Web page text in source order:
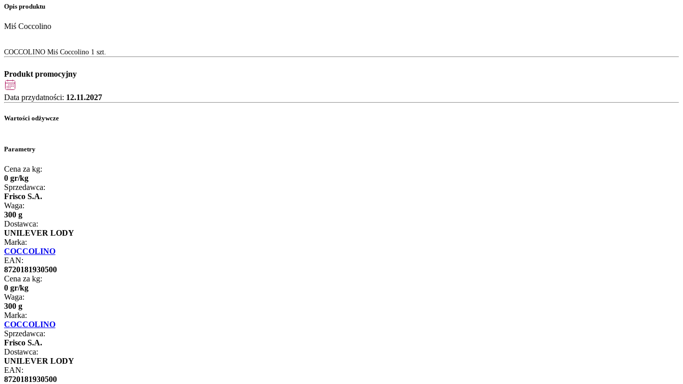
Opis produktu
Miś Coccolino
COCCOLINO Miś Coccolino 1 szt.
Produkt promocyjny
Data przydatności: 12.11.2027
Wartości odżywcze
Parametry
Cena za kg:
0 gr/kg
Sprzedawca:
Frisco S.A.
Waga:
300 g
Dostawca:
UNILEVER LODY
Marka:
COCCOLINO
EAN:
8720181930500
Cena za kg:
0 gr/kg
Waga:
300 g
Marka:
COCCOLINO
Sprzedawca:
Frisco S.A.
Dostawca:
UNILEVER LODY
EAN:
8720181930500